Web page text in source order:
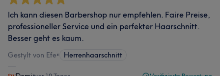
Ich kann diesen Barbershop nur empfehlen. Faire Preise,
professioneller Service und ein perfekter Haarschnitt.
Besser geht es kaum.
Gestylt von Efe• Herrenhaarschnitt